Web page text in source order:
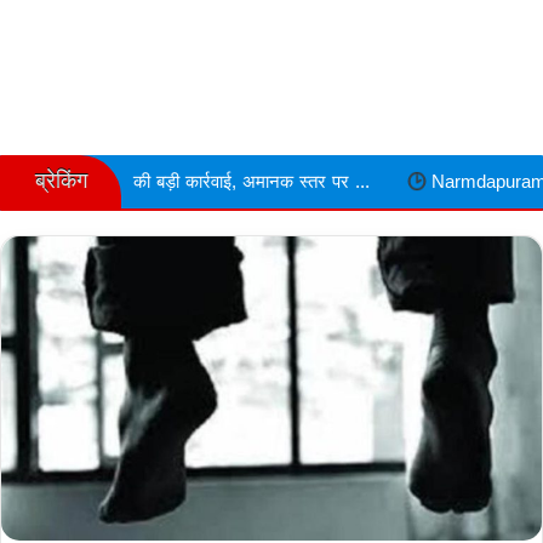
ब्रेकिंग
कार्रवाई, अमानक स्तर पर ... Narmdapuram चरित्र शंका में ढावा